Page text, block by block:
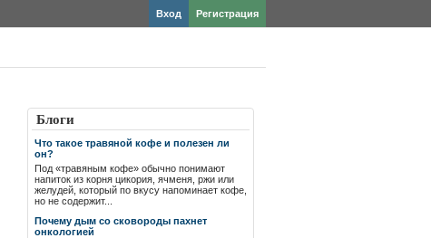
Регистрация
Вход
Блоги
Что такое травяной кофе и полезен ли
он?
Под «травяным кофе» обычно понимают
напиток из корня цикория, ячменя, ржи или
желудей, который по вкусу напоминает кофе,
но не содержит...
Почему дым со сковороды пахнет
онкологией